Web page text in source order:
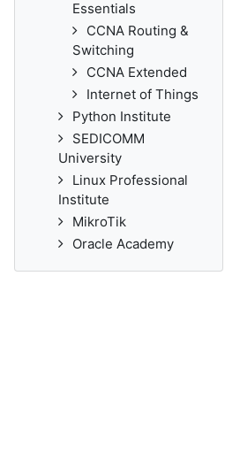
Essentials
CCNA Routing &
Switching
CCNA Extended
Internet of Things
Python Institute
SEDICOMM
University
Linux Professional
Institute
MikroTik
Oracle Academy